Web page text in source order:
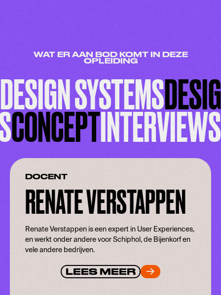
WAT ER AAN BOD KOMT IN DEZE
OPLEIDING
DESIGN SYSTEMS
CONCEPT INTERVIEWS
DOCENT
RENATE VERSTAPPEN
Renate Verstappen is een expert in User Experiences,
en werkt onder andere voor Schiphol, de Bijenkorf en
vele andere bedrijven.
LEES MEER
LEES MEER